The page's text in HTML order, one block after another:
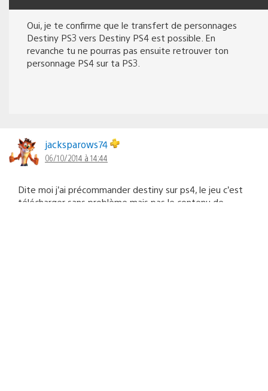
Oui, je te confirme que le transfert de personnages
Destiny PS3 vers Destiny PS4 est possible. En
revanche tu ne pourras pas ensuite retrouver ton
personnage PS4 sur ta PS3.
jacksparows74
06/10/2014 à 14:44
Dite moi j’ai précommander destiny sur ps4, le jeu c’est
télécharger sans problème mais pas le contenu de